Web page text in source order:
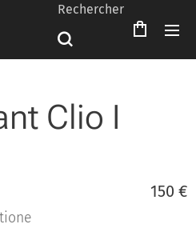
Rechercher
Clio I
150 €